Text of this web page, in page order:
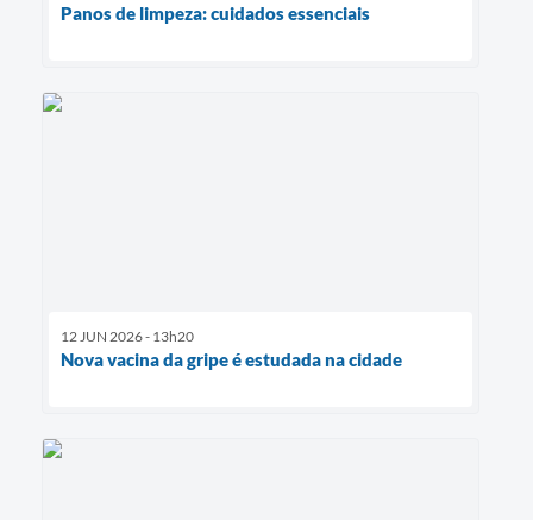
Panos de limpeza: cuidados essenciais
12 JUN 2026 - 13h20
Nova vacina da gripe é estudada na cidade